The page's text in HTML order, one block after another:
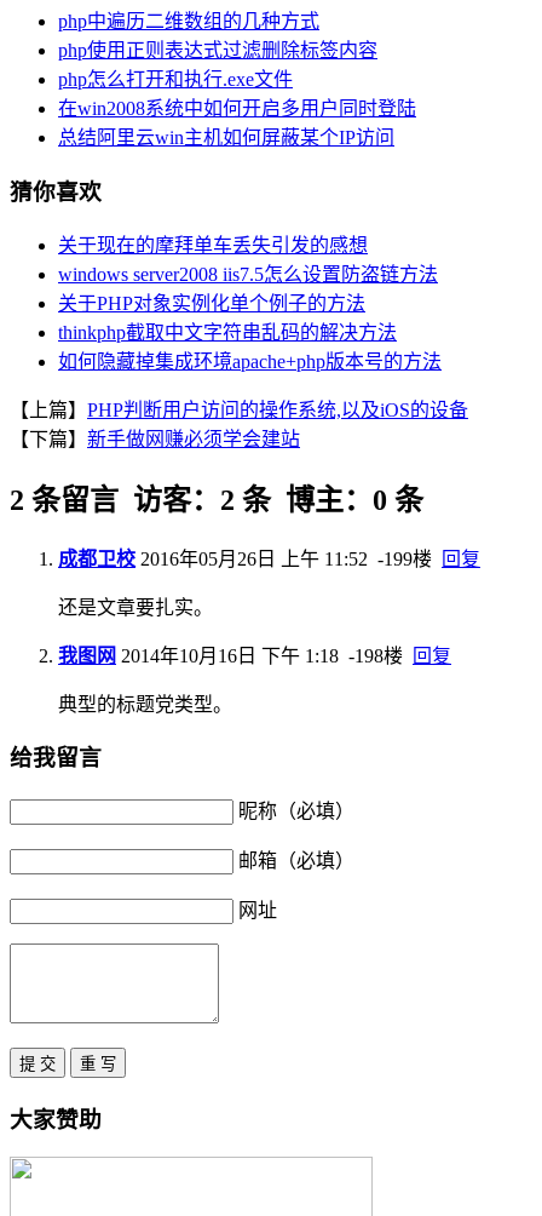
php中遍历二维数组的几种方式
php使用正则表达式过滤删除标签内容
php怎么打开和执行.exe文件
在win2008系统中如何开启多用户同时登陆
总结阿里云win主机如何屏蔽某个IP访问
猜你喜欢
关于现在的摩拜单车丢失引发的感想
windows server2008 iis7.5怎么设置防盗链方法
关于PHP对象实例化单个例子的方法
thinkphp截取中文字符串乱码的解决方法
如何隐藏掉集成环境apache+php版本号的方法
【上篇】 PHP判断用户访问的操作系统,以及iOS的设备
【下篇】 新手做网赚必须学会建站
2 条留言 访客：2 条 博主：0 条
成都卫校 2016年05月26日 上午 11:52 -199楼 回复
还是文章要扎实。
我图网 2014年10月16日 下午 1:18 -198楼 回复
典型的标题党类型。
给我留言
昵称（必填）
邮箱（必填）
网址
大家赞助